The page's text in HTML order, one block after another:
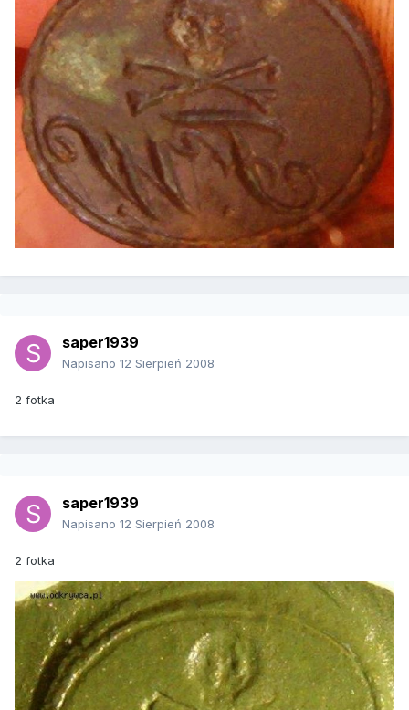
saper1939
Napisano 12 Sierpień 2008
2 fotka
saper1939
Napisano 12 Sierpień 2008
2 fotka